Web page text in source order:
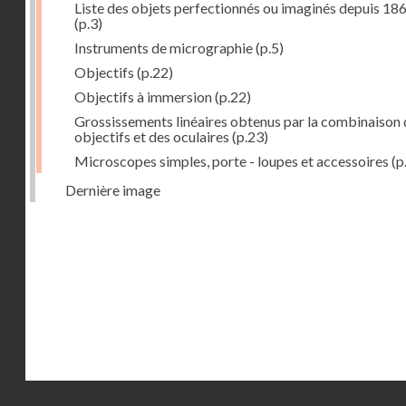
Liste des objets perfectionnés ou imaginés depuis
(p.3)
Instruments de micrographie(p.5)
Objectifs (p.22)
Objectifs à immersion(p.22)
Grossissements linéaires obtenus par la combinaison
objectifs et des oculaires (p.23)
Microscopes simples, porte - loupes et accessoires
Dernière image